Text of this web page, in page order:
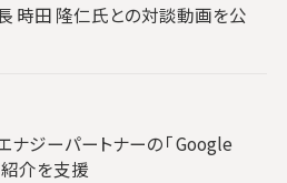
時田 隆仁氏との対談動画を公
ナジーパートナーの「 Google
介を支援